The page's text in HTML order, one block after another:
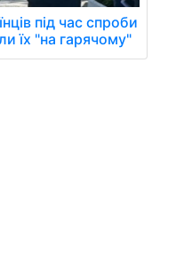
під час спроби
їх "на гарячому"